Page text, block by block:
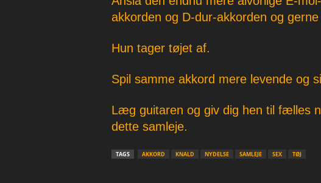
akkorden og D-dur-akkorden og
Hun tager tøjet af.
Spil samme akkord mere levende og
Læg guitaren og giv dig hen til fælles
dette samleje.
TAGS AKKORD KNALD NYDELSE SAMLEJE SEX TØJ